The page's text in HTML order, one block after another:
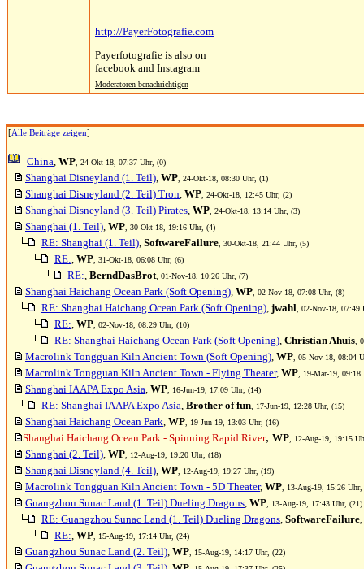
.........................
http://PayerFotografie.com
Payerfotografie is also on
facebook and Instagram
Moderatoren benachrichtigen
[Alle Beiträge zeigen]
China, WP , 24-Okt-18, 07:37 Uhr, (0)
Shanghai Disneyland (1. Teil), WP , 24-Okt-18, 08:30 Uhr, (1)
Shanghai Disneyland (2. Teil) Tron, WP , 24-Okt-18, 12:45 Uhr, (2)
Shanghai Disneyland (3. Teil) Pirates, WP , 24-Okt-18, 13:14 Uhr, (3)
Shanghai (1. Teil), WP , 30-Okt-18, 19:16 Uhr, (4)
RE: Shanghai (1. Teil), SoftwareFailure , 30-Okt-18, 21:44 Uhr, (5)
RE:, WP , 31-Okt-18, 06:08 Uhr, (6)
RE:, BerndDasBrot , 01-Nov-18, 10:26 Uhr, (7)
Shanghai Haichang Ocean Park (Soft Opening), WP , 02-Nov-18, 07:08 Uhr, (8)
RE: Shanghai Haichang Ocean Park (Soft Opening), jwahl , 02-Nov-18, 07:49
RE:, WP , 02-Nov-18, 08:29 Uhr, (10)
RE: Shanghai Haichang Ocean Park (Soft Opening), Christian Ahuis ,
Macrolink Tongguan Kiln Ancient Town (Soft Opening), WP , 05-Nov-18, 08:04
Macrolink Tongguan Kiln Ancient Town - Flying Theater, WP , 19-Mar-19,
Shanghai IAAPA Expo Asia, WP , 16-Jun-19, 17:09 Uhr, (14)
RE: Shanghai IAAPA Expo Asia, Brother of fun , 17-Jun-19, 12:28 Uhr, (15)
Shanghai Haichang Ocean Park, WP , 19-Jun-19, 13:03 Uhr, (16)
Shanghai Haichang Ocean Park - Spinning Rapid River, WP , 12-Aug-19, 19:15
Shanghai (2. Teil), WP , 12-Aug-19, 19:20 Uhr, (18)
Shanghai Disneyland (4. Teil), WP , 12-Aug-19, 19:27 Uhr, (19)
Macrolink Tongguan Kiln Ancient Town - 5D Theater, WP , 13-Aug-19, 15:26
Guangzhou Sunac Land (1. Teil) Dueling Dragons, WP , 13-Aug-19, 17:43 Uhr, (21)
RE: Guangzhou Sunac Land (1. Teil) Dueling Dragons, SoftwareFailure
RE:, WP , 15-Aug-19, 17:14 Uhr, (24)
Guangzhou Sunac Land (2. Teil), WP , 15-Aug-19, 14:17 Uhr, (22)